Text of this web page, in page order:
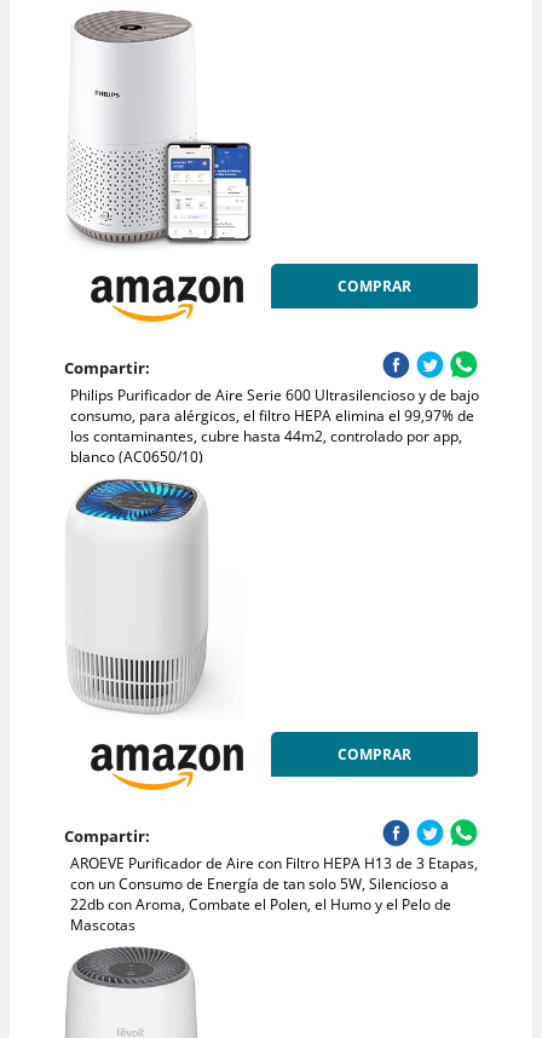
COMPRAR
Compartir:
Philips Purificador de Aire Serie 600 Ultrasilencioso y de bajo
consumo, para alérgicos, el filtro HEPA elimina el 99,97% de
los contaminantes, cubre hasta 44m2, controlado por app,
blanco (AC0650/10)
COMPRAR
Compartir:
AROEVE Purificador de Aire con Filtro HEPA H13 de 3 Etapas,
con un Consumo de Energía de tan solo 5W, Silencioso a
22db con Aroma, Combate el Polen, el Humo y el Pelo de
Mascotas